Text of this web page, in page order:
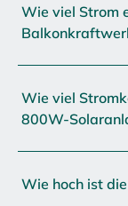
Wie viel Strom
Wie viel
800W-
Wie hoch ist